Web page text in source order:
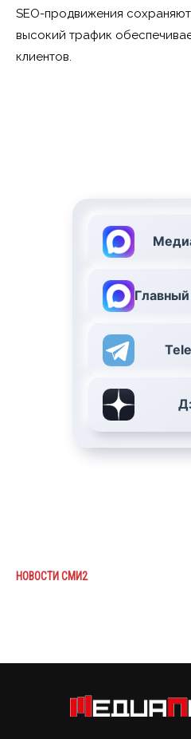
SEO-продвижения
высокий трафик
клиентов.
НОВОСТИ СМИ2